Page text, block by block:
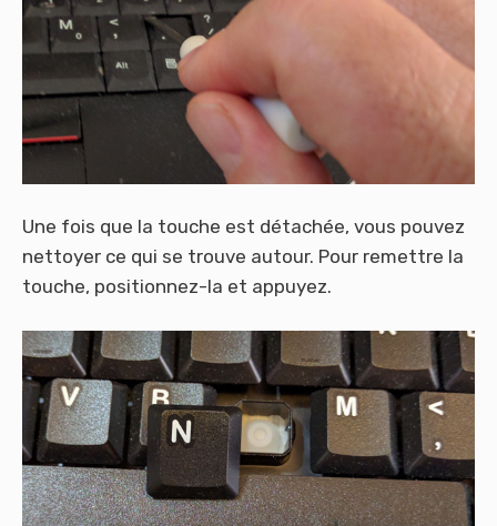
Une fois que la touche est détachée, vous pouvez
nettoyer ce qui se trouve autour. Pour remettre la
touche, positionnez-la et appuyez.